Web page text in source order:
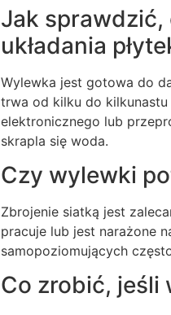
Jak
układania
Wylewka jest gotowa do
trwa od kilku do
elektronicznego lub
skrapla się woda.
Czy wylewki
Zbrojenie siatką jest
pracuje lub jest narażone
samopoziomujących
Co zrobić, jeśli